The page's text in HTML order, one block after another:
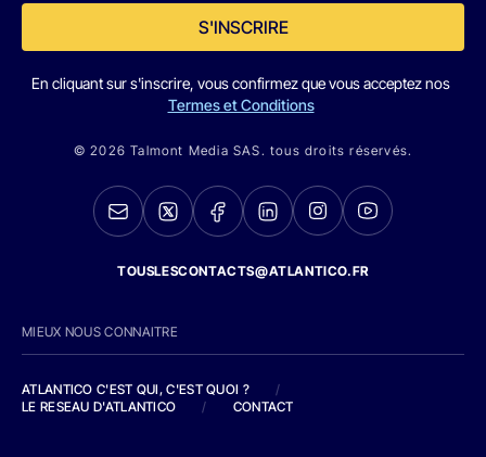
S'INSCRIRE
En cliquant sur s'inscrire, vous confirmez que vous acceptez nos
Termes et Conditions
© 2026 Talmont Media SAS. tous droits réservés.
TOUSLESCONTACTS@ATLANTICO.FR
MIEUX NOUS CONNAITRE
ATLANTICO C'EST QUI, C'EST QUOI ?
/
LE RESEAU D'ATLANTICO
/ CONTACT